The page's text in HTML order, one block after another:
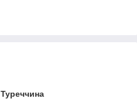
Туреччина